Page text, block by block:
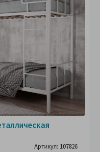
Артикул: 107826